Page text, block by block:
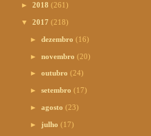
► 2018 (261)
▼ 2017 (218)
►dezembro(16)
►novembro(20)
►outubro(24)
►setembro(17)
►agosto(23)
► julho(17)